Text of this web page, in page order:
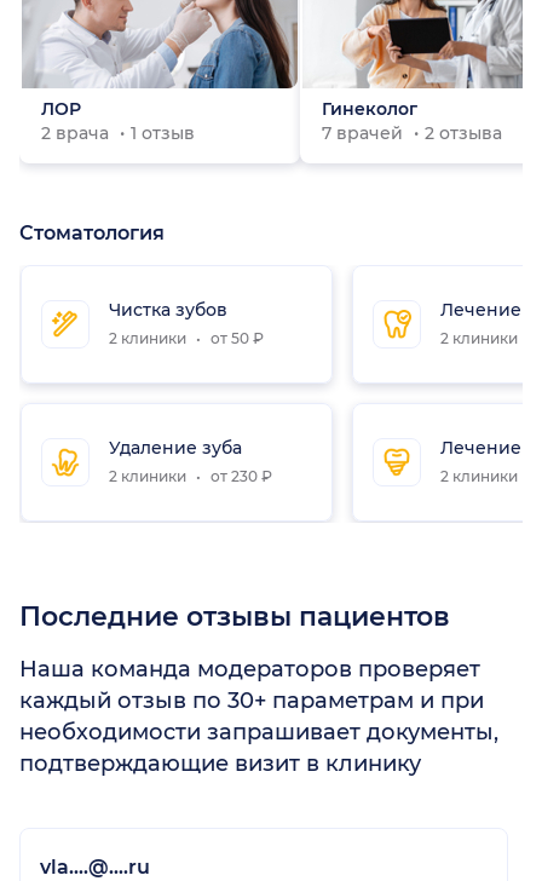
ЛОР
2 врача
1 отзыв
Гинеколог
7 врачей
2 отзыва
Стоматология
Чистка зубов
2 клиники от 50 ₽
Удаление зуба
2 клиники от 230 ₽
Лечение
2 клиники
Лечение
2 клиники
Последние отзывы пациентов
Наша команда модераторов проверяет
каждый отзыв по 30+ параметрам и при
необходимости запрашивает документы,
подтверждающие визит в клинику
vla....@....ru